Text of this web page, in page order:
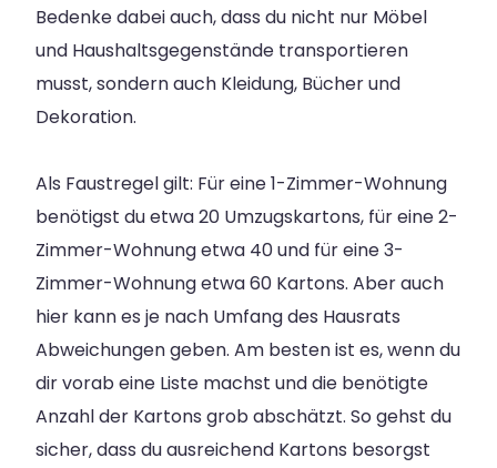
Bedenke dabei auch, dass du nicht nur Möbel
und Haushaltsgegenstände transportieren
musst, sondern auch Kleidung, Bücher und
Dekoration.
Als Faustregel gilt: Für eine 1-Zimmer-Wohnung
benötigst du etwa 20 Umzugskartons, für eine 2-
Zimmer-Wohnung etwa 40 und für eine 3-
Zimmer-Wohnung etwa 60 Kartons. Aber auch
hier kann es je nach Umfang des Hausrats
Abweichungen geben. Am besten ist es, wenn du
dir vorab eine Liste machst und die benötigte
Anzahl der Kartons grob abschätzt. So gehst du
sicher, dass du ausreichend Kartons besorgst